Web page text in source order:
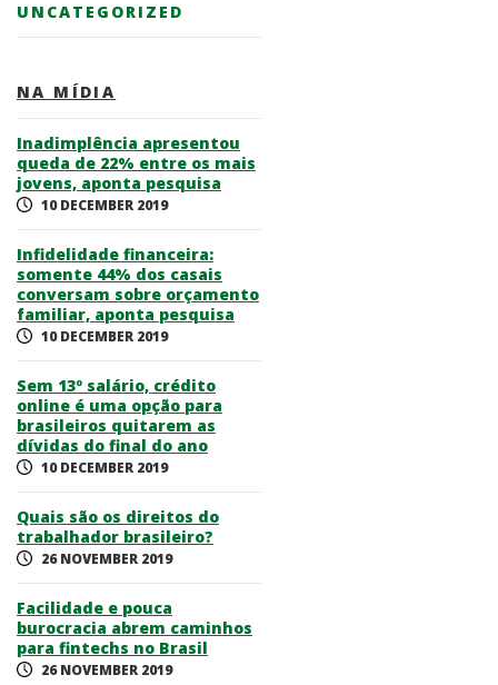
UNCATEGORIZED
NA MÍDIA
Inadimplência apresentou
queda de 22% entre os mais
jovens, aponta pesquisa
10 DECEMBER 2019
Infidelidade financeira:
somente 44% dos casais
conversam sobre orçamento
familiar, aponta pesquisa
10 DECEMBER 2019
Sem 13º salário, crédito
online é uma opção para
brasileiros quitarem as
dívidas do final do ano
10 DECEMBER 2019
Quais são os direitos do
trabalhador brasileiro?
26 NOVEMBER 2019
Facilidade e pouca
burocracia abrem caminhos
para fintechs no Brasil
26 NOVEMBER 2019